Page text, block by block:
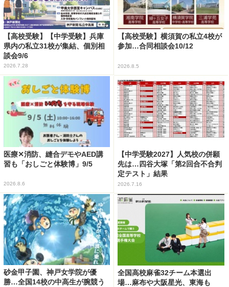
【高校受験】【中学受験】兵庫
県内の私立31校が集結、個別相
談会9/6
2026.7.28
【高校受験】横須賀の私立4校が
参加…合同相談会10/12
2026.8.5
医療✕消防、縫合デモやAED講
習も「おしごと体験博」9/5
2026.8.6
【中学受験2027】人気校の併願
先は…四谷大塚「第2回合不合判
定テスト」結果
2026.7.16
砂金甲子園、神戸女学院が優
勝…全国14校の中高生が腕競う
全国高校麻雀32チーム本選出
場…麻布や大阪星光、東海も